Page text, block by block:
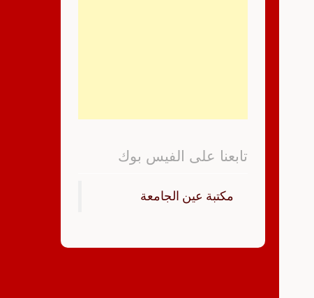
تابعنا على الفيس بوك
‏مكتبة عين الجامعة‏